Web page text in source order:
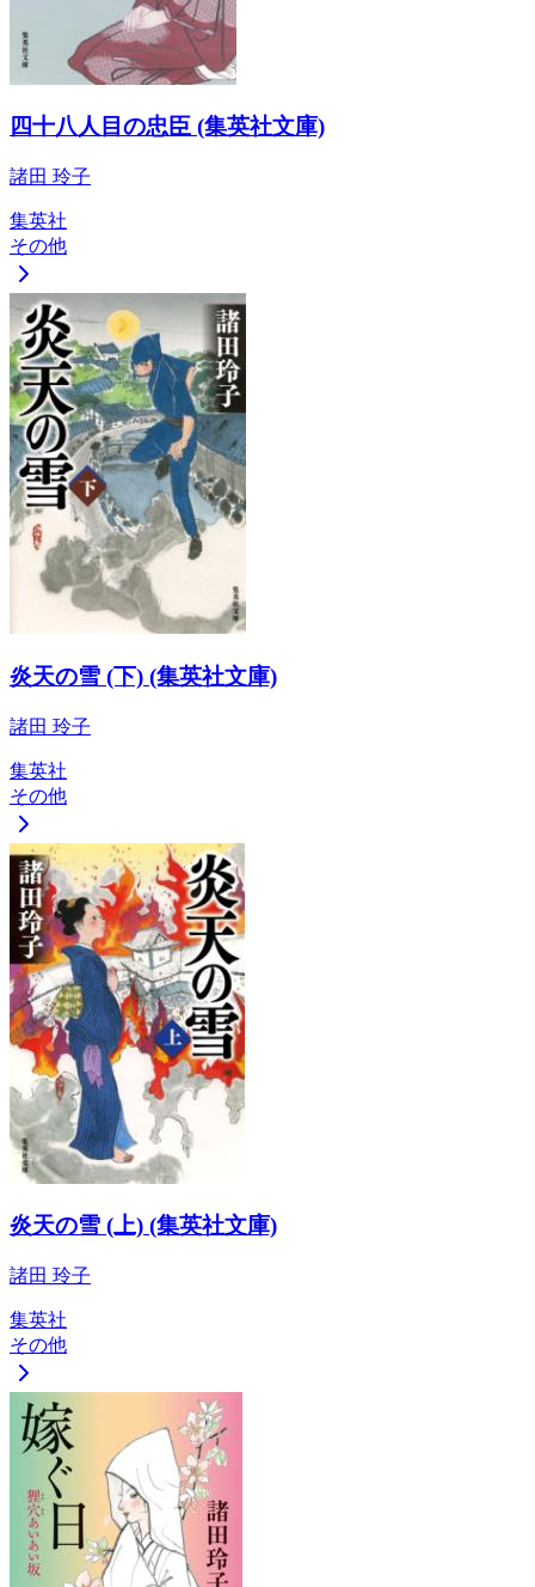
四十八人目の忠臣 (集英社文庫)
諸田 玲子
集英社
その他
炎天の雪 (下) (集英社文庫)
諸田 玲子
集英社
その他
炎天の雪 (上) (集英社文庫)
諸田 玲子
集英社
その他